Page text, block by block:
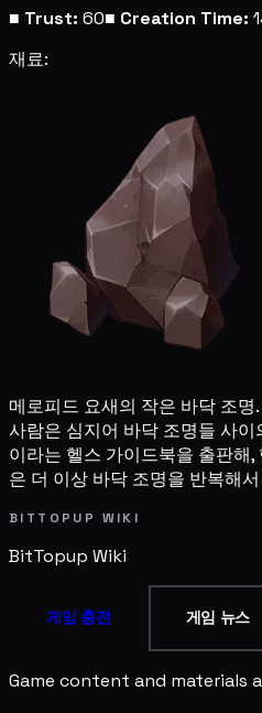
■ Trust: 60■ Creation Time:
재료:
메로피드 요새의 작은 바닥 조
사람은 심지어 바닥 조명들 사
이라는 헬스 가이드북을 출판해
은 더 이상 바닥 조명을 반복해
BITTOPUP WIKI
BitTopup Wiki
게임 충전 게임 뉴스
Game content and materials